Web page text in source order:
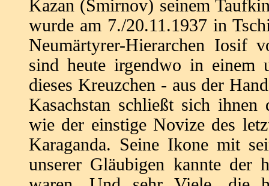
Kazan (Smirnov) seinem
wurde am 7./20.11.1937 in
Neumärtyrer-Hierarchen Iosif
sind heute irgendwo in einem
dieses Kreuzchen - aus der
Kasachstan schließt sich
wie der einstige Novize des
Karaganda. Seine Ikone mit
unserer Gläubigen kannte der